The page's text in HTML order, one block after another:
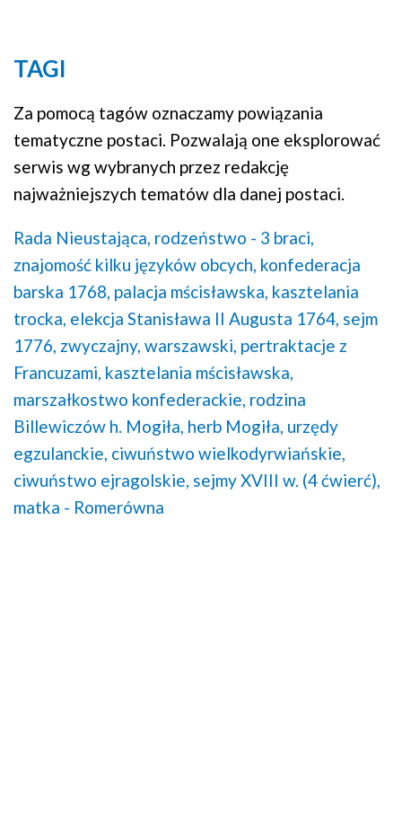
TAGI
Za pomocą tagów oznaczamy powiązania
tematyczne postaci. Pozwalają one eksplorować
serwis wg wybranych przez redakcję
najważniejszych tematów dla danej postaci.
Rada Nieustająca, rodzeństwo - 3 braci,
znajomość kilku języków obcych, konfederacja
barska 1768, palacja mścisławska, kasztelania
trocka, elekcja Stanisława II Augusta 1764, sejm
1776, zwyczajny, warszawski, pertraktacje z
Francuzami, kasztelania mścisławska,
marszałkostwo konfederackie, rodzina
Billewiczów h. Mogiła, herb Mogiła, urzędy
egzulanckie, ciwuństwo wielkodyrwiańskie,
ciwuństwo ejragolskie, sejmy XVIII w. (4 ćwierć),
matka - Romerówna